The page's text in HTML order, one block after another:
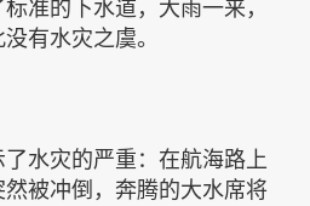
准的下水道，大雨一来，
有水灾之虞。
水灾的严重：在航海路上
被冲倒，奔腾的大水席将